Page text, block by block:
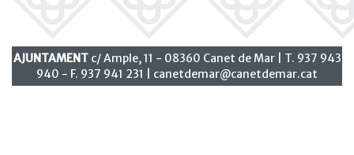
AJUNTAMENTc/ Ample, 11 - 08360 Canet de Mar | T. 937 943
940 - F. 937 941 231 | canetdemar@canetdemar.cat